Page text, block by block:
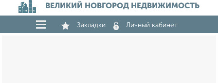
ВЕЛИКИЙ НОВГОРОД НЕДВИЖИМОСТЬ
Закладки Личный кабинет